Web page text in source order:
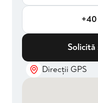
+40
Solicită
Direcții GPS